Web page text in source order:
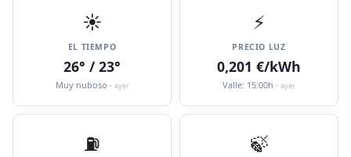
☀️
EL TIEMPO
26° / 23°
Muy nuboso · ayer
⚡
PRECIO LUZ
0,201 €/kWh
Valle: 15:00h · ayer
⛽️ 🍃